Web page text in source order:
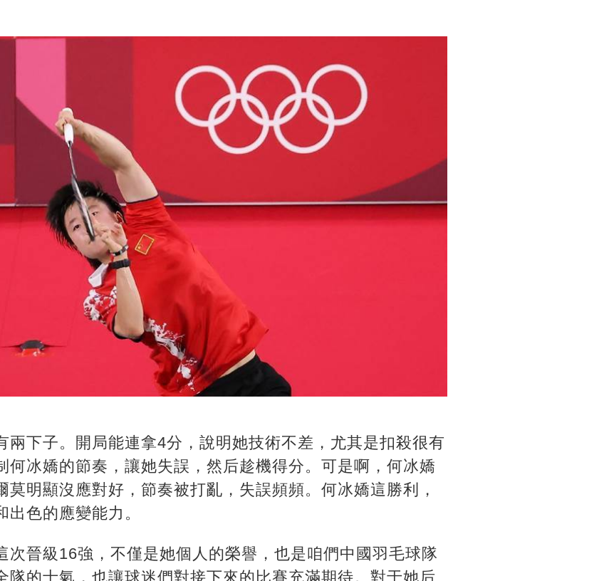
兩下子。開局能連拿4分，說明她技術不差，尤其是扣殺很有
何冰嬌的節奏，讓她失誤，然后趁機得分。可是啊，何冰嬌
莫明顯沒應對好，節奏被打亂，失誤頻頻。何冰嬌這勝利，
色的應變能力。
次晉級16強，不僅是她個人的榮譽，也是咱們中國羽毛球隊
隊的士氣，也讓球迷們對接下來的比賽充滿期待。對于她后